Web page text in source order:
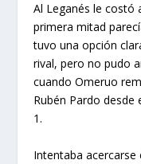
Al Leganés le costó
primera mitad
tuvo una opción
rival, pero no pudo
cuando Omeruo
Rubén Pardo
1.
Intentaba acercarse